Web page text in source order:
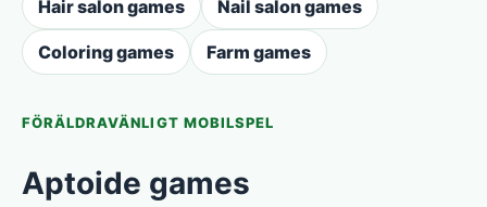
Hair salon games Nail salon games
Coloring games Farm games
FÖRÄLDRAVÄNLIGT MOBILSPEL
Aptoide games